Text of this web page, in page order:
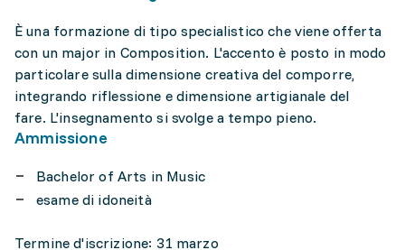
È una formazione di tipo specialistico che viene offerta
con un major in Composition. L'accento è posto in modo
particolare sulla dimensione creativa del comporre,
integrando riflessione e dimensione artigianale del
fare. L'insegnamento si svolge a tempo pieno.
Ammissione
Bachelor of Arts in Music
esame di idoneità
Termine d'iscrizione: 31 marzo